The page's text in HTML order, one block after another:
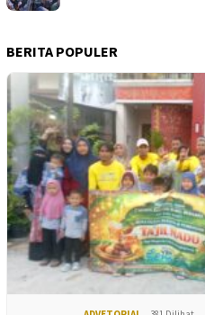
BERITA POPULER